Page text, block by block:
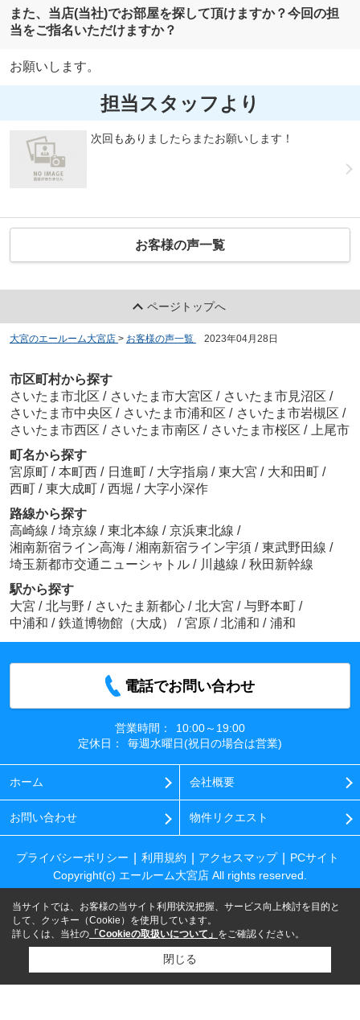
また、当店(当社)でお部屋を探して頂けますか？今回の担
当をご指名いただけますか？
お願いします。
担当スタッフより
次回もありましたらまたお願いします！
お客様の声一覧
ページトップへ
大宮のエールーム大宮店 > お客様の声一覧 2023年04月28日
市区町村から探す
さいたま市北区 / さいたま市大宮区 / さいたま市見沼区 /
さいたま市中央区 / さいたま市浦和区 / さいたま市岩槻区 /
さいたま市西区 / さいたま市南区 / さいたま市桜区 /
上尾市
町名から探す
宮原町 / 本町西 / 日進町 / 大字指扇 / 東大宮 / 大和田町 /
西町 / 東大成町 / 西堀 / 大字小深作
路線から探す
高崎線 / 埼京線 / 東北本線 / 京浜東北線 /
湘南新宿ライン高海 / 湘南新宿ライン宇須 / 東武野田線 /
埼玉新都市交通ニューシャトル / 川越線 / 秋田新幹線
駅から探す
大宮 / 北与野 / さいたま新都心 / 北大宮 / 与野本町 /
中浦和 / 鉄道博物館（大成） / 宮原 / 北浦和 / 浦和
電話でお問い合わせ
営業時間：
10:00～19:00
定休日：
毎週水曜日(祝日の場合は営業)
ホーム 会社概要
お問い合わせ 物件リクエスト
プライバシーポリシー 利用規約 アクセスマップ
PCサイト
Copyright(c) エールーム大宮店 All rights reserved.
当サイトでは、お客様の当サイト利用状況把握、サービス向上検討を目的と
して、クッキー（Cookie）を使用しています。
詳しくは、当社の 「Cookieの取扱いについて」 をご確認ください。
閉じる